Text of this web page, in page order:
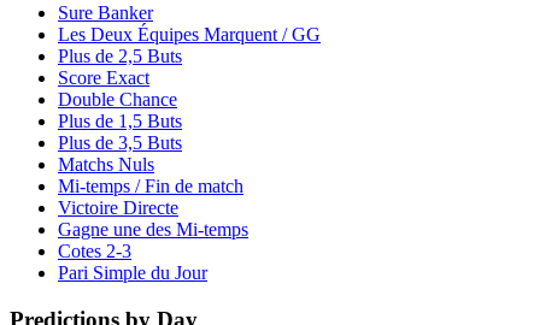
Sure Banker
Les Deux Équipes Marquent / GG
Plus de 2,5 Buts
Score Exact
Double Chance
Plus de 1,5 Buts
Plus de 3,5 Buts
Matchs Nuls
Mi-temps / Fin de match
Victoire Directe
Gagne une des Mi-temps
Cotes 2-3
Pari Simple du Jour
Predictions by Day